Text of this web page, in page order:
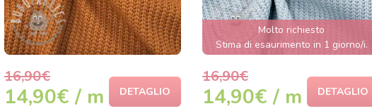
16,90€
14,90€ / m DETAGLIO
Molto richiesto
Stima di esaurimento in 1 giorno/i.
16,90€
14,90€ / m DETAGLIO